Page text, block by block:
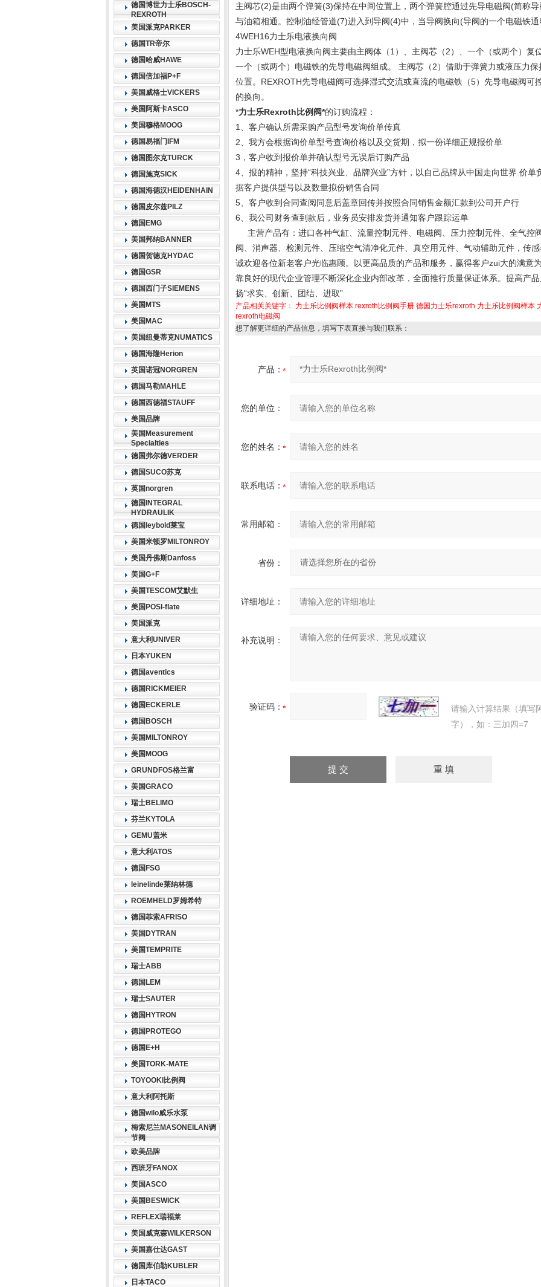
德国博世力士乐BOSCH-
REXROTH
美国派克PARKER
德国TR帝尔
德国哈威HAWE
德国倍加福P+F
美国威格士VICKERS
美国阿斯卡ASCO
美国穆格MOOG
德国易福门IFM
德国图尔克TURCK
德国施克SICK
德国海德汉HEIDENHAIN
德国皮尔兹PILZ
德国EMG
美国邦纳BANNER
德国贺德克HYDAC
德国GSR
德国西门子SIEMENS
美国MTS
美国MAC
美国纽曼蒂克NUMATICS
德国海隆Herion
英国诺冠NORGREN
德国马勒MAHLE
德国西德福STAUFF
美国品牌
美国Measurement
Specialties
德国弗尔德VERDER
德国SUCO苏克
英国norgren
德国INTEGRAL
HYDRAULIK
德国leybold莱宝
美国米顿罗MILTONROY
美国丹佛斯Danfoss
美国G+F
美国TESCOM艾默生
美国POSI-flate
美国派克
意大利UNIVER
日本YUKEN
德国aventics
德国RICKMEIER
德国ECKERLE
德国BOSCH
美国MILTONROY
美国MOOG
GRUNDFOS格兰富
美国GRACO
瑞士BELIMO
芬兰KYTOLA
GEMU盖米
意大利ATOS
德国FSG
leinelinde莱纳林德
ROEMHELD罗姆希特
德国菲索AFRISO
美国DYTRAN
美国TEMPRITE
瑞士ABB
德国LEM
瑞士SAUTER
德国HYTRON
德国PROTEGO
德国E+H
美国TORK-MATE
TOYOOKI比例阀
意大利阿托斯
德国wilo威乐水泵
梅索尼兰MASONEILAN调
节阀
欧美品牌
西班牙FANOX
美国ASCO
美国BESWICK
REFLEX瑞福莱
美国威克森WILKERSON
美国嘉仕达GAST
德国库伯勒KUBLER
日本TACO
主阀芯(2)是由两个弹簧(3)保持在中间位置上，两个弹簧腔通过先导电磁阀(简称导
与油箱相通。控制油经管道(7)进入到导阀(4)中，当导阀换向(导阀的一个电磁铁通
4WEH16力士乐电液换向阀
力士乐WEH型电液换向阀主要由主阀体（1）、主阀芯（2）、一个（或两个）复
一个（或两个）电磁铁的先导电磁阀组成。 主阀芯（2）借助于弹簧力或液压力保
位置。REXROTH先导电磁阀可选择湿式交流或直流的电磁铁（5）先导电磁阀可
的换向。
*力士乐Rexroth比例阀*的订购流程：
1、客户确认所需采购产品型号发询价单传真
2、我方会根据询价单型号查询价格以及交货期，拟一份详细正规报价单
3，客户收到报价单并确认型号无误后订购产品
4、报的精神，坚持“科技兴业、品牌兴业”方针，以自己品牌从中国走向世界.价单
据客户提供型号以及数量拟份销售合同
5、客户收到合同查阅同意后盖章回传并按照合同销售金额汇款到公司开户行
6、我公司财务查到款后，业务员安排发货并通知客户跟踪运单
主营产品有：进口各种气缸、流量控制元件、电磁阀、压力控制元件、全气控
阀、消声器、检测元件、压缩空气清净化元件、真空用元件、气动辅助元件，传
诚欢迎各位新老客户光临惠顾。以更高品质的产品和服务，赢得客户zui大的满意
靠良好的现代企业管理不断深化企业内部改革，全面推行质量保证体系。提高产
扬“求实、创新、团结、进取”
产品相关关键字： 力士乐比例阀样本 rexroth比例阀手册 德国力士乐rexroth 力士乐比例阀样本
rexroth电磁阀
想了解更详细的产品信息，填写下表直接与我们联系：
产品：
您的单位：
您的姓名：
联系电话：
常用邮箱：
省份：
详细地址：
补充说明：
验证码：
请输入计算结果（填写
字），如：三加四=7